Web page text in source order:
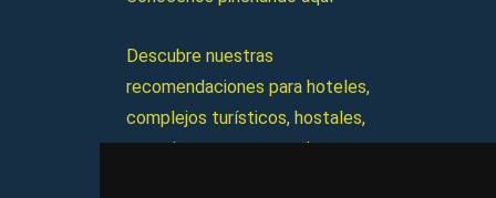
Descubre nuestras
recomendaciones para hoteles,
complejos turísticos, hostales,
vacaciones, paquetes de